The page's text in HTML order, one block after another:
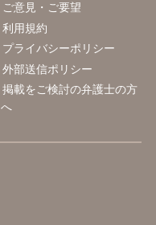
ご意見・ご要望
利用規約
プライバシーポリシー
外部送信ポリシー
掲載をご検討の弁護士の方
へ